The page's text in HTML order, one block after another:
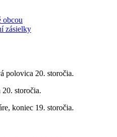
obcou
zásielky
polovica 20. storočia.
storočia.
koniec 19. storočia.